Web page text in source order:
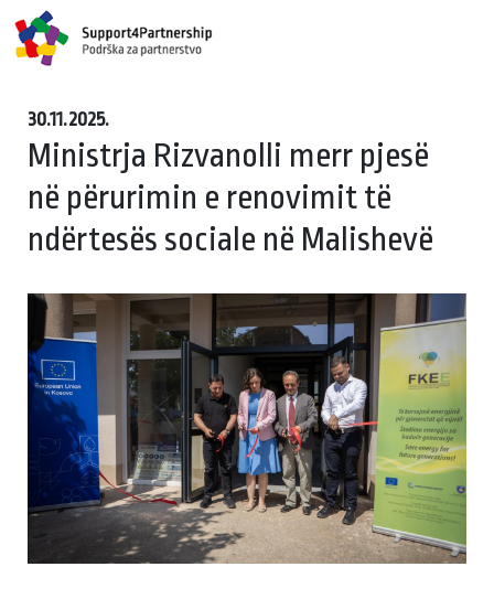
30.11.2025.
Ministrja Rizvanolli merr pjesë
në përurimin e renovimit të
ndërtesës sociale në Malishevë